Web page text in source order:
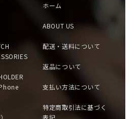
ホーム
ABOUT US
配送・送料について
返品について
支払い方法について
特定商取引法に基づく
表記